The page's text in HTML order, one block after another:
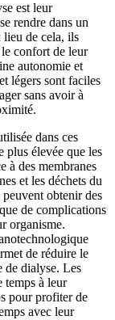
est leur
rendre dans un
lieu de cela, ils
le confort de leur
autonomie et
légers sont faciles
sans avoir à
dans ces
plus élevée que les
à des membranes
et les déchets du
obtenir des
de complications
organisme.
de réduire le
de dialyse. Les
temps à leur
pour profiter de
avec leur